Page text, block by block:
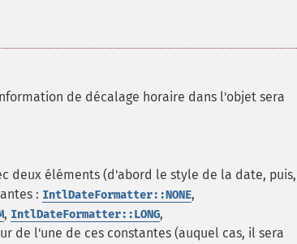
de décalage horaire dans l'objet sera
deux éléments (d'abord le style de la date, puis,
: IntlDateFormatter::NONE,
, IntlDateFormatter::LONG,
de l'une de ces constantes (auquel cas, il sera